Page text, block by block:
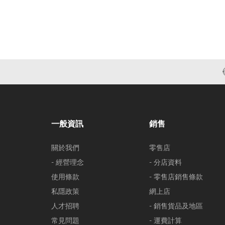
一般資訊
關於我們
- 經營理念
使用條款
私隱政策
人才招聘
常見問題
銷售
零售店
- 分店資料
- 零售店銷售條款
網上店
- 銷售貨品及地區
- 運費計算